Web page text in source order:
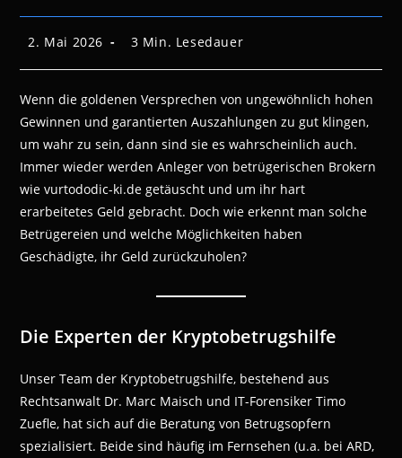
Beitrag
2. Mai 2026 Lesedauer:
3 Min. Lesedauer
Wenn die goldenen Versprechen von ungewöhnlich hohen
Gewinnen und garantierten Auszahlungen zu gut klingen,
um wahr zu sein, dann sind sie es wahrscheinlich auch.
Immer wieder werden Anleger von betrügerischen Brokern
wie vurtododic-ki.de getäuscht und um ihr hart
erarbeitetes Geld gebracht. Doch wie erkennt man solche
Betrügereien und welche Möglichkeiten haben
Geschädigte, ihr Geld zurückzuholen?
Die Experten der Kryptobetrugshilfe
Unser Team der Kryptobetrugshilfe, bestehend aus
Rechtsanwalt Dr. Marc Maisch und IT-Forensiker Timo
Zuefle, hat sich auf die Beratung von Betrugsopfern
spezialisiert. Beide sind häufig im Fernsehen (u.a. bei ARD,